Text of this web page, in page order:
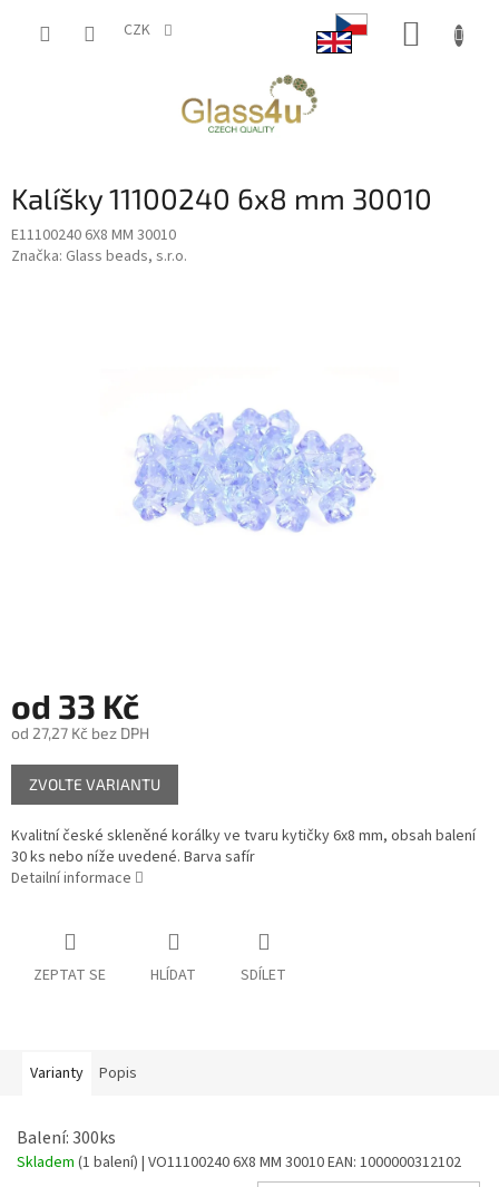
CZK
Kalíšky 11100240 6x8 mm 30010
E11100240 6X8 MM 30010
Značka: Glass beads, s.r.o.
od 33 Kč
od 27,27 Kč bez DPH
Měrná
cena:
ZVOLTE VARIANTU
Kvalitní české skleněné korálky ve tvaru kytičky 6x8 mm, obsah balení
30 ks nebo níže uvedené. Barva safír
Detailní informace
ZEPTAT SE HLÍDAT SDÍLET
Varianty Popis
Balení: 300ks
Skladem (1 balení) | VO11100240 6X8 MM 30010EAN: 1000000312102